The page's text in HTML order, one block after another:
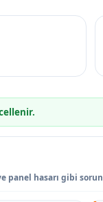
panel hasarı gibi